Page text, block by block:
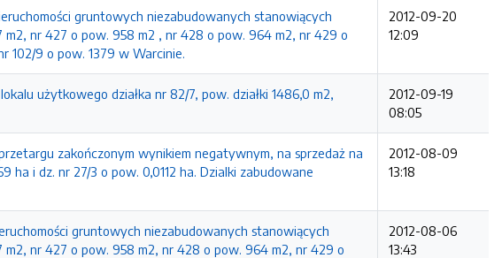
gruntowych niezabudowanych stanowiących
m2, nr 427 o pow. 958 m2 , nr 428 o pow. 964 m2, nr 429 o
102/9 o pow. 1379 w Warcinie.
2012-09-20
12:09
użytkowego działka nr 82/7, pow. działki 1486,0 m2,
2012-09-19
08:05
zakończonym wynikiem negatywnym, na sprzedaż na
ha i dz. nr 27/3 o pow. 0,0112 ha. Dzialki zabudowane
2012-08-09
13:18
gruntowych niezabudowanych stanowiących
m2, nr 427 o pow. 958 m2, nr 428 o pow. 964 m2, nr 429 o
2012-08-06
13:43